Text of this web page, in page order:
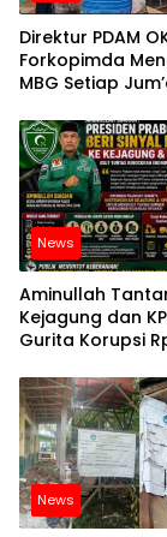
Direktur PDAM
Forkopimda
MBG Setiap
News
Aminullah
Kejagung dan
Gurita Korupsi
Intelektual dan
Jaringannya
News